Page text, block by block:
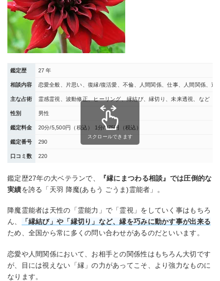
鑑定歴 27 年
相談内容 恋愛全般、片思い、復縁/復活愛、不倫、人間関係、仕事、人間関係、
主な占術 霊感霊視、波動修正、ヒーリング、縁結び、縁切り、未来透視、など
性別 男性
鑑定料金 20分/5,500円（税込） 1分/275円（税込）
鑑定番号 290
口コミ数 220
スクロールできます
鑑定歴27年の大ベテランで、
『縁にまつわる相談』では圧倒的な
実績を誇る「天羽 降魔(あもう ごうま)霊能者」。
降魔霊能者は天性の「霊能力」で「霊視」をしていく事はもちろ
ん、
「縁結び」や「縁切り」など、縁を巧みに動かす事が出来る
ため、全国から常に多くの問い合わせがあるのだといいます。
恋愛や人間関係において、お相手との関係性はもちろん大切です
が、目には視えない「縁」の力があってこそ、より強力なものに
なります。